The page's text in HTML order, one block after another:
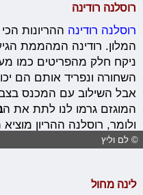
רוסלנה רודינה
רוסלנה רודינה ההריונות
המלון. רודינה המהממת
ניקח חלק מהפריטים כמו
השחורה ונפריד אותם הם
אבל השילוב עם המכנס
המוגזם גרמו לנו לתת את ה
ולומר, רוסלנה ההריון
© לם וליץ
לינה מחול